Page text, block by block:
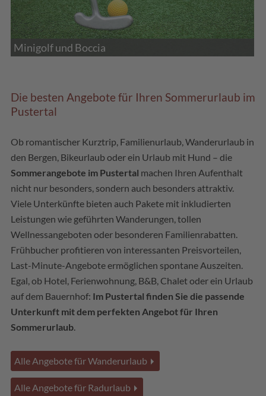
Minigolf und Boccia
Die besten Angebote für Ihren Sommerurlaub im
Pustertal
Ob romantischer Kurztrip, Familienurlaub, Wanderurlaub in
den Bergen, Bikeurlaub oder ein Urlaub mit Hund – die
Sommerangebote im Pustertal machen Ihren Aufenthalt
nicht nur besonders, sondern auch besonders attraktiv.
Viele Unterkünfte bieten auch Pakete mit inkludierten
Leistungen wie geführten Wanderungen, tollen
Wellnessangeboten oder besonderen Familienrabatten.
Frühbucher profitieren von interessanten Preisvorteilen,
Last-Minute-Angebote ermöglichen spontane Auszeiten.
Egal, ob Hotel, Ferienwohnung, B&B, Chalet oder ein Urlaub
auf dem Bauernhof: Im Pustertal finden Sie die passende
Unterkunft mit dem perfekten Angebot für Ihren
Sommerurlaub.
Alle Angebote für Wanderurlaub
Alle Angebote für Radurlaub